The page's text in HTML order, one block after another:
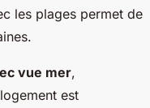
les plages permet de
vue mer,
est